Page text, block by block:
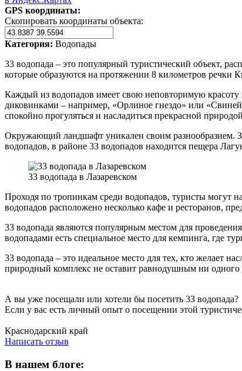
GPS координаты:
Скопировать координаты объекта:
Категория: Водопады
33 водопада – это популярный туристический объект,
которые образуются на протяжении 8 километров речки
Каждый из водопадов имеет свою неповторимую
диковинками – например, «Орлиное гнездо» или
спокойно прогуляться и насладиться прекрасной
Окружающий ландшафт уникален своим разнообразием.
водопадов, в районе 33 водопадов находится пещера
33 водопада в Лазаревском
Проходя по тропинкам среди водопадов, туристы могут
водопадов расположено несколько кафе и ресторанов,
33 водопада являются популярным местом для
водопадами есть специальное место для кемпинга, где
33 водопада – это идеальное место для тех, кто желает
природный комплекс не оставит равнодушным ни одного
А вы уже посещали или хотели бы посетить 33 водопада?
Если у вас есть личный опыт о посещении этой
Краснодарский край
Написать отзыв
В нашем блоге: